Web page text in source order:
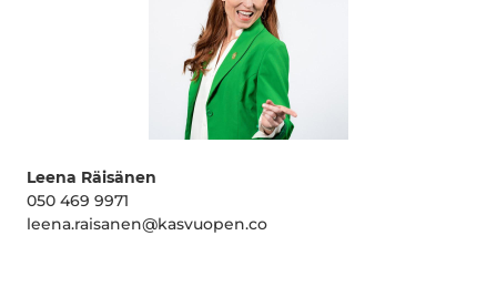
Leena Räisänen
050 469 9971
leena.raisanen@kasvuopen.co